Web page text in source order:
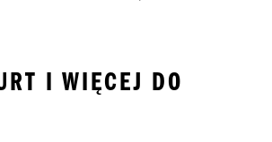
I WIĘCEJ DO